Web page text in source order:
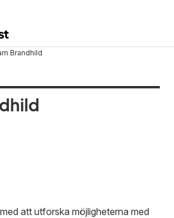
Brandhild
att utforska möjligheterna med